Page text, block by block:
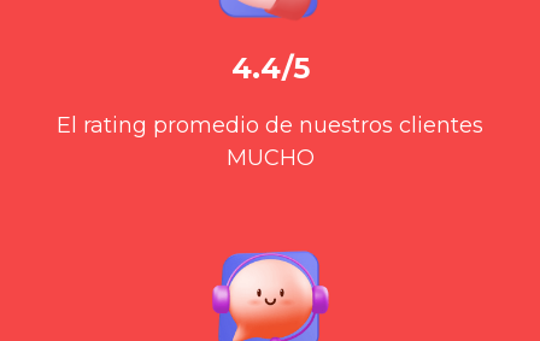
4.4/5
El rating promedio de nuestros clientes
MUCHO